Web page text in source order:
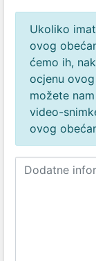
Ukoliko
ovog
ćemo ih,
ocjenu
možete
video-
ovog